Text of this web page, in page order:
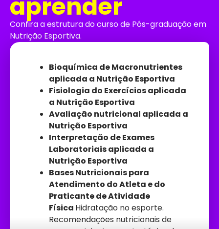
aprender
Confira a estrutura do curso de Pós-graduação em
Nutrição Esportiva.
Bioquímica de Macronutrientes
aplicada a Nutrição Esportiva
Fisiologia do Exercícios aplicada
a Nutrição Esportiva
Avaliação nutricional aplicada a
Nutrição Esportiva
Interpretação de Exames
Laboratoriais aplicada a
Nutrição Esportiva
Bases Nutricionais para
Atendimento do Atleta e do
Praticante de Atividade
Física Hidratação no esporte.
Recomendações nutricionais de